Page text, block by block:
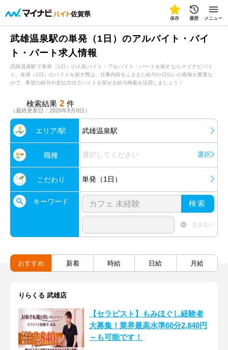
佐賀県
保存 履歴 メニュー
武雄温泉駅の単発（1日）のアルバイト・バイ
ト・パート求人情報
武雄温泉駅で単発（1日）の人気バイト・アルバイト・パートを探すならマイナビバイ
ト。単発（1日）のバイトを探す際は、仕事内容をふまえた給与や日払いの有無が重要な
ので、希望の給与や支払方法でバイトを探せる給与検索を活用しましょう！
検索結果 2 件
（最終更新日：2026年8月8日）
エリア/駅 武雄温泉駅
職種 選択してください 選択
こだわり 単発（1日）
キーワード 検索
含まない
おすすめ 新着 時給 日給 月給
りらくる 武雄店
【セラピスト】もみほぐし経験者
大募集！業界最高水準60分2,840円
～も可能です！